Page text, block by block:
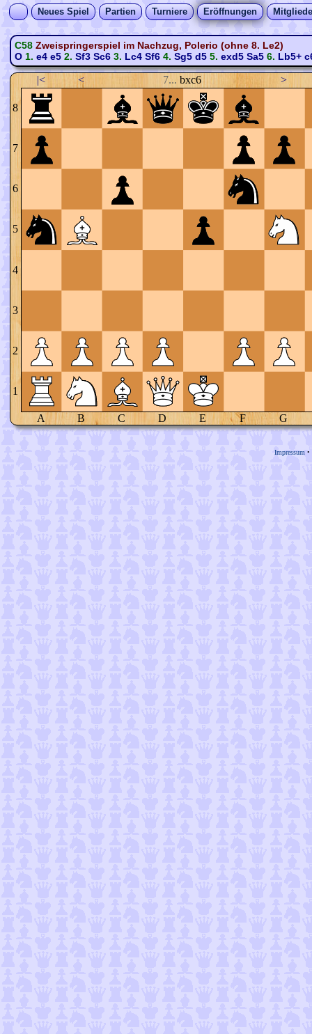
Neues Spiel Partien Turniere Eröffnungen
C58 Zweispringerspiel im Nachzug, Polerio (ohne 8. Le2)
O1. e4 e52. Sf3 Sc63. Lc4 Sf64. Sg5 d55. exd5 Sa56. Lb5+
|< < 7... bxc6 >
8
7
6
5
4
3
2
1
A B C D E F G
Impressum •